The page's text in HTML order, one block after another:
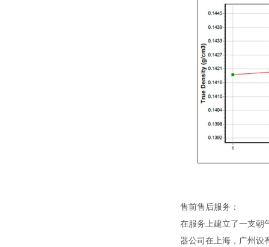
售前售后服务：
在服务上建立了一支朝
器公司在上海，广州设